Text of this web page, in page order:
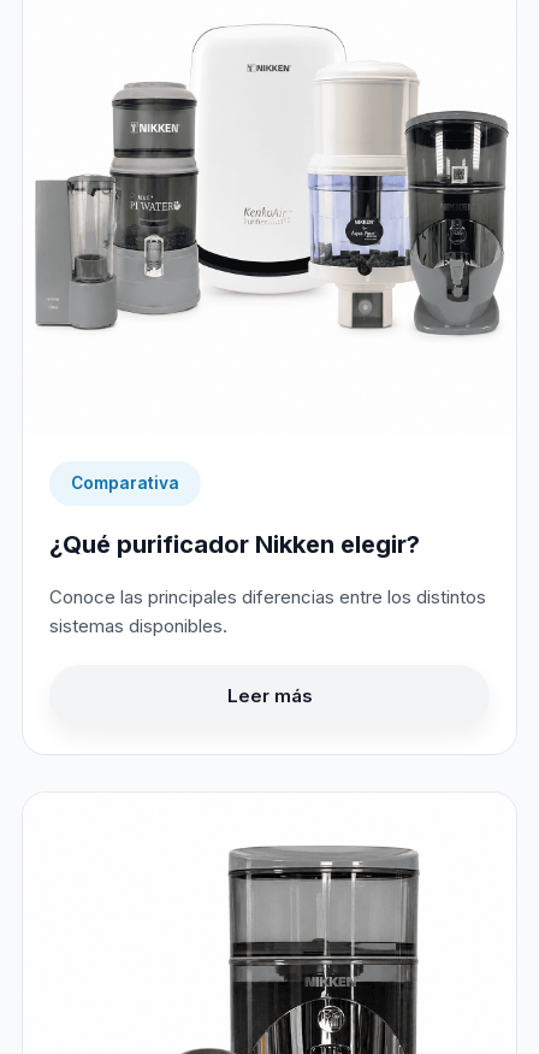
Comparativa
¿Qué purificador Nikken elegir?
Conoce las principales diferencias entre los distintos
sistemas disponibles.
Leer más